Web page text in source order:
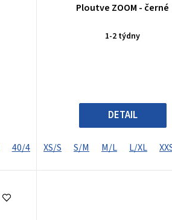
40/41 42/43 44/45 46/47
Ploutve ZOOM - černé
1-2 týdny
DETAIL
XS/S S/M M/L L/XL